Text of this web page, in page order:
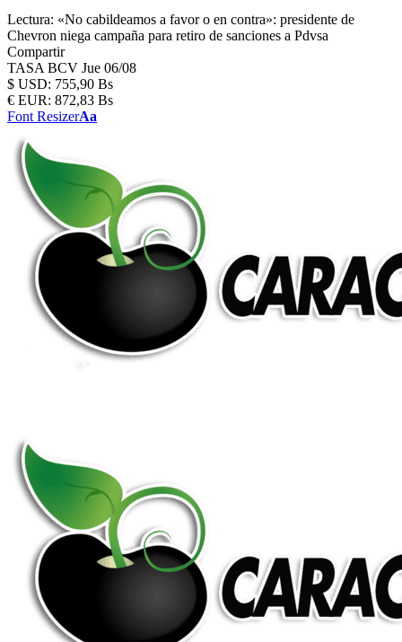
Lectura: «No cabildeamos a favor o en contra»: presidente de
Chevron niega campaña para retiro de sanciones a Pdvsa
Compartir
TASA BCV Jue 06/08
$ USD: 755,90 Bs
€ EUR: 872,83 Bs
Font ResizerAa